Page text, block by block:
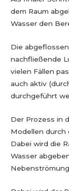
dem Raum
Wasser den
Die
nachfließende
vielen Fällen
auch aktiv
durchgeführt
Der Prozess in
Modellen
Dabei wird die
Wasser